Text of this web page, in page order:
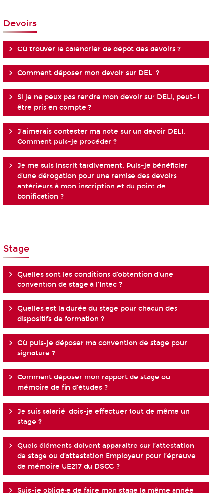
Devoirs
Où trouver le calendrier de dépôt des devoirs ?
Comment déposer mon devoir sur DELI ?
Si je ne peux pas rendre mon devoir sur DELI, peut-il
être pris en compte ?
J’aimerais contester ma note sur un devoir DELI.
Comment puis-je procéder ?
Je me suis inscrit tardivement. Puis-je bénéficier
d’une dérogation pour une remise des devoirs
antérieurs à mon inscription et du point de
bonification ?
Stage
Quelles sont les conditions d’obtention d’une
convention de stage à l’Intec ?
Quelles est la durée du stage pour chacun des
dispositifs de formation ?
Où puis-je déposer ma convention de stage pour
signature ?
Comment déposer mon rapport de stage ou
mémoire de fin d’études ?
Je suis salarié, dois-je effectuer tout de même un
stage ?
Quels éléments doivent apparaitre sur l’attestation
de stage ou d’attestation Employeur pour l’épreuve
de mémoire UE217 du DSCG ?
Suis-je obligé·e de faire mon stage la même année